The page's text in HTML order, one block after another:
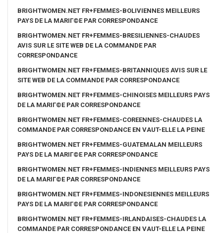
BRIGHTWOMEN.NET FR+FEMMES-BOLIVIENNES MEILLEURS
PAYS DE LA MARIГ©E PAR CORRESPONDANCE
BRIGHTWOMEN.NET FR+FEMMES-BRESILIENNES-CHAUDES
AVIS SUR LE SITE WEB DE LA COMMANDE PAR
CORRESPONDANCE
BRIGHTWOMEN.NET FR+FEMMES-BRITANNIQUES AVIS SUR LE
SITE WEB DE LA COMMANDE PAR CORRESPONDANCE
BRIGHTWOMEN.NET FR+FEMMES-CHINOISES MEILLEURS PAYS
DE LA MARIГ©E PAR CORRESPONDANCE
BRIGHTWOMEN.NET FR+FEMMES-COREENNES-CHAUDES LA
COMMANDE PAR CORRESPONDANCE EN VAUT-ELLE LA PEINE
BRIGHTWOMEN.NET FR+FEMMES-GUATEMALAN MEILLEURS
PAYS DE LA MARIГ©E PAR CORRESPONDANCE
BRIGHTWOMEN.NET FR+FEMMES-INDIENNES MEILLEURS PAYS
DE LA MARIГ©E PAR CORRESPONDANCE
BRIGHTWOMEN.NET FR+FEMMES-INDONESIENNES MEILLEURS
PAYS DE LA MARIГ©E PAR CORRESPONDANCE
BRIGHTWOMEN.NET FR+FEMMES-IRLANDAISES-CHAUDES LA
COMMANDE PAR CORRESPONDANCE EN VAUT-ELLE LA PEINE